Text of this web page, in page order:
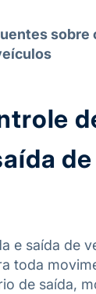
sobre
de
e saída de
toda
de saída,